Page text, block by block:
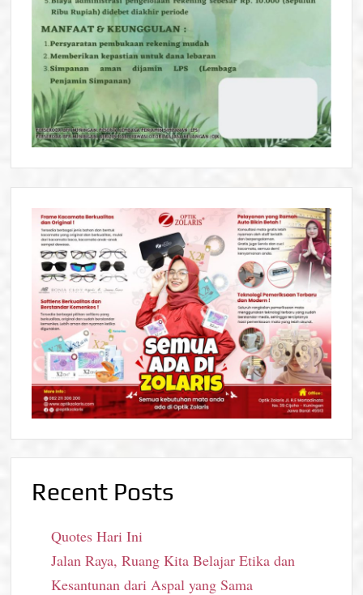
Recent Posts
Quotes Hari Ini
Jalan Raya, Ruang Kita Belajar Etika dan
Kesantunan dari Aspal yang Sama